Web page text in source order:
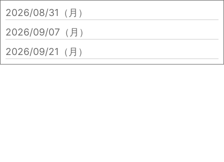
2026/08/31（月）
2026/09/07（月）
2026/09/21（月）